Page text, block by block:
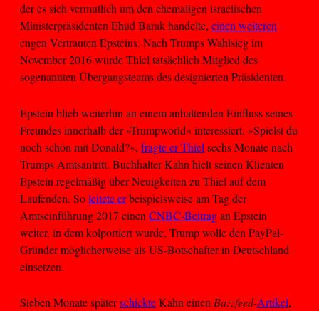
der es sich vermutlich um den ehemaligen israelischen
Ministerpräsidenten Ehud Barak handelte, einen weiteren
engen Vertrauten Epsteins. Nach Trumps Wahlsieg im
November 2016 wurde Thiel tatsächlich Mitglied des
sogenannten Übergangsteams des designierten Präsidenten.
Epstein blieb weiterhin an einem anhaltenden Einfluss seines
Freundes innerhalb der »Trumpworld« interessiert. »Spielst du
noch schön mit Donald?«, fragte er Thiel sechs Monate nach
Trumps Amtsantritt. Buchhalter Kahn hielt seinen Klienten
Epstein regelmäßig über Neuigkeiten zu Thiel auf dem
Laufenden. Soleitete erbeispielsweise am Tag der
Amtseinführung 2017 einen CNBC-Beitragan Epstein
weiter, in dem kolportiert wurde, Trump wolle den PayPal-
Gründer möglicherweise als US-Botschafter in Deutschland
einsetzen.
Sieben Monate späterschickteKahn einen Buzzfeed-Artikel,